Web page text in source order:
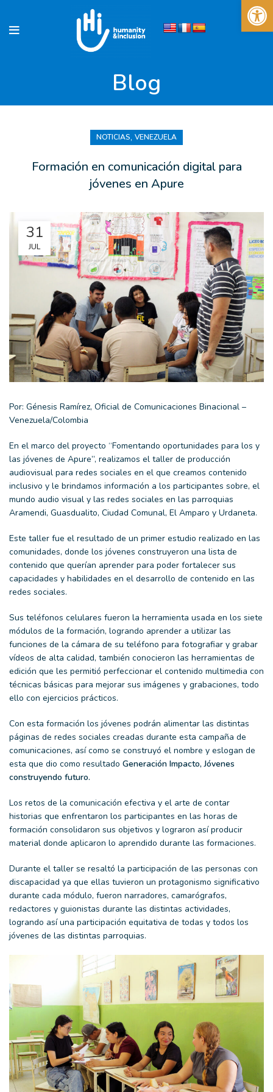
Blog
NOTICIAS, VENEZUELA
Formación en comunicación digital para
jóvenes en Apure
31
JUL
Por: Génesis Ramírez, Oficial de Comunicaciones Binacional –
Venezuela/Colombia
En el marco del proyecto “Fomentando oportunidades para los y
las jóvenes de Apure”, realizamos el taller de producción
audiovisual para redes sociales en el que creamos contenido
inclusivo y le brindamos información a los participantes sobre, el
mundo audio visual y las redes sociales en las parroquias
Aramendi, Guasdualito, Ciudad Comunal, El Amparo y Urdaneta.
Este taller fue el resultado de un primer estudio realizado en las
comunidades, donde los jóvenes construyeron una lista de
contenido que querían aprender para poder fortalecer sus
capacidades y habilidades en el desarrollo de contenido en las
redes sociales.
Sus teléfonos celulares fueron la herramienta usada en los siete
módulos de la formación, logrando aprender a utilizar las
funciones de la cámara de su teléfono para fotografiar y grabar
vídeos de alta calidad, también conocieron las herramientas de
edición que les permitió perfeccionar el contenido multimedia con
técnicas básicas para mejorar sus imágenes y grabaciones, todo
ello con ejercicios prácticos.
Con esta formación los jóvenes podrán alimentar las distintas
páginas de redes sociales creadas durante esta campaña de
comunicaciones, así como se construyó el nombre y eslogan de
esta que dio como resultado Generación Impacto, Jóvenes
construyendo futuro.
Los retos de la comunicación efectiva y el arte de contar
historias que enfrentaron los participantes en las horas de
formación consolidaron sus objetivos y lograron así producir
material donde aplicaron lo aprendido durante las formaciones.
Durante el taller se resaltó la participación de las personas con
discapacidad ya que ellas tuvieron un protagonismo significativo
durante cada módulo, fueron narradores, camarógrafos,
redactores y guionistas durante las distintas actividades,
logrando así una participación equitativa de todas y todos los
jóvenes de las distintas parroquias.